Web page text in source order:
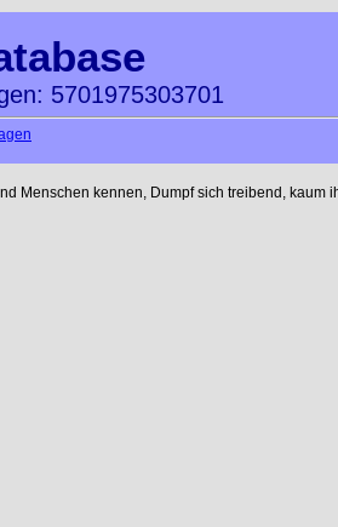
5701975303701
Menschen kennen, Dumpf sich treibend, kaum